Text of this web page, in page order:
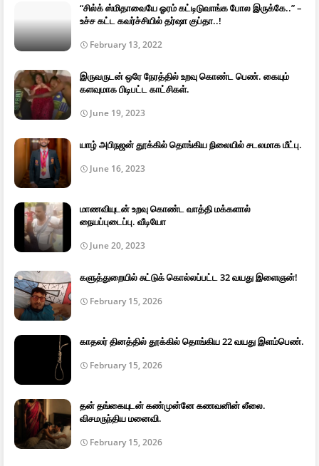
“சில்க் ஸ்மிதாவையே ஓரம் கட்டிடுவாங்க போல இருக்கே..” –
உச்ச கட்ட கவர்ச்சியில் தர்ஷா குப்தா..!
February 13, 2022
இருவருடன் ஒரே நேரத்தில் உறவு கொண்ட பெண். கையும்
களவுமாக பிடிபட்ட காட்சிகள்.
June 19, 2023
யாழ் அபிநஜன் தூக்கில் தொங்கிய நிலையில் சடலமாக மீட்பு.
June 16, 2023
மாணவியுடன் உறவு கொண்ட வாத்தி மக்களால்
நையப்புடைப்பு. வீடியோ
June 20, 2023
களுத்துறையில் சுட்டுக் கொல்லப்பட்ட 32 வயது இளைஞன்!
February 15, 2026
காதலர் தினத்தில் தூக்கில் தொங்கிய 22 வயது இளம்பெண்.
February 15, 2026
தன் தங்கையுடன் கண்முன்னே கணவனின் லீலை.
விசமருந்திய மனைவி.
February 15, 2026